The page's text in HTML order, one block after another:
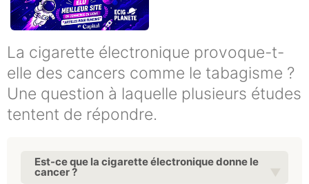
La cigarette électronique provoque-t-
elle des cancers comme le tabagisme ?
Une question à laquelle plusieurs études
tentent de répondre.
Est-ce que la cigarette électronique donne le
cancer ?